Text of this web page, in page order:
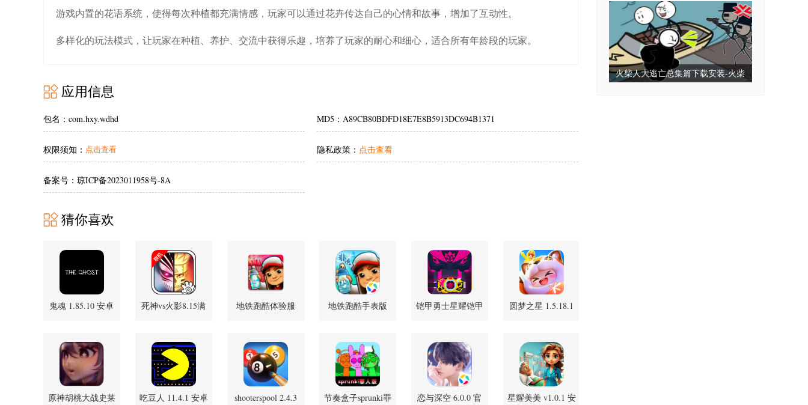
游戏内置的花语系统，使得每次种植都充满情感，玩家可以通过花卉传达自己的心情和故事，增加了互动性。
多样化的玩法模式，让玩家在种植、养护、交流中获得乐趣，培养了玩家的耐心和细心，适合所有年龄段的玩家。
应用信息
包名：com.hxy.wdhd MD5：A89CB80BDFD18E7E8B5913DC694B1371
权限须知： 点击查看 隐私政策： 点击查看
备案号：琼ICP备2023011958号-8A
猜你喜欢
鬼魂 1.85.10 安卓
死神vs火影8.15满
地铁跑酷体验服
地铁跑酷手表版
铠甲勇士星耀铠甲
圆梦之星 1.5.18.1
原神胡桃大战史莱
吃豆人 11.4.1 安卓
shooterspool 2.4.3
节奏盒子sprunki罪
恋与深空 6.0.0 官
星耀美美 v1.0.1 安
本
火柴人大逃亡总集篇下载安装-火柴